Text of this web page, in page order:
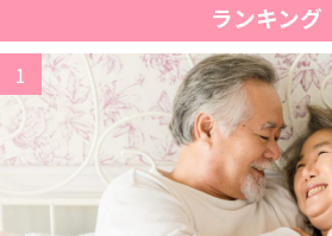
ランキング